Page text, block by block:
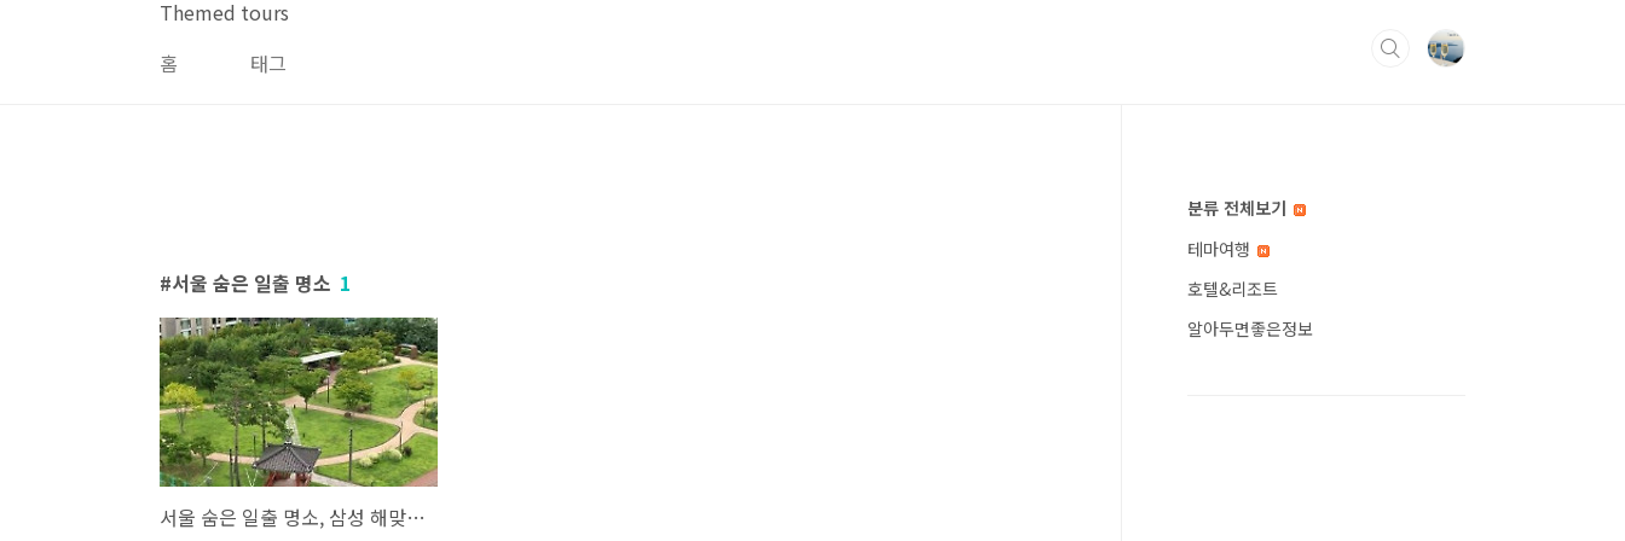
Themed tours
홈
태그
서울 숨은 일출 명소 1
서울 숨은 일출 명소, 삼성 해맞이공원
분류 전체보기
테마여행
호텔&리조트
알아두면좋은정보